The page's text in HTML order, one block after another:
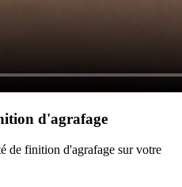
d'agrafage
de finition d'agrafage sur votre